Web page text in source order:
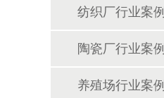
纺织厂行业案例
陶瓷厂行业案例
养殖场行业案例